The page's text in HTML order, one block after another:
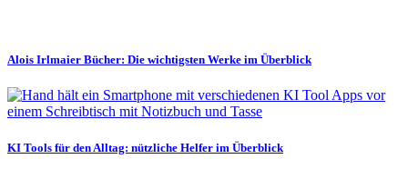
Alois Irlmaier Bücher: Die wichtigsten Werke im Überblick
KI Tools für den Alltag: nützliche Helfer im Überblick